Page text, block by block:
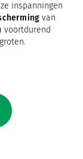
inspanningen
van
voortdurend